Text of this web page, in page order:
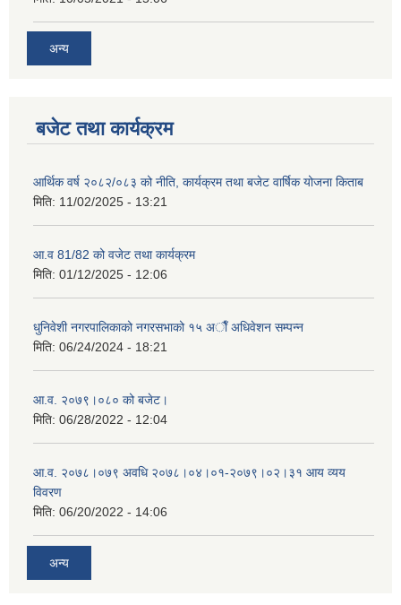
अन्य
बजेट तथा कार्यक्रम
आर्थिक वर्ष २०८२/०८३ को नीति, कार्यक्रम तथा बजेट वार्षिक योजना किताब
मिति: 11/02/2025 - 13:21
आ.व 81/82 को वजेट तथा कार्यक्रम
मिति: 01/12/2025 - 12:06
धुनिवेशी नगरपालिकाको नगरसभाको १५ अाैँ अधिवेशन सम्पन्न
मिति: 06/24/2024 - 18:21
आ.व. २०७९।०८० को बजेट।
मिति: 06/28/2022 - 12:04
आ.व. २०७८।०७९ अवधि २०७८।०४।०१-२०७९।०२।३१ आय व्यय
विवरण
मिति: 06/20/2022 - 14:06
अन्य